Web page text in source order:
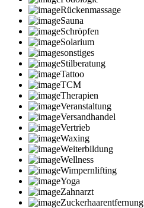
Rückenmassage
Sauna
Schröpfen
Solarium
sonstiges
Stilberatung
Tattoo
TCM
Therapien
Veranstaltung
Versandhandel
Vertrieb
Waxing
Weiterbildung
Wellness
Wimpernlifting
Yoga
Zahnarzt
Zuckerhaarentfernung